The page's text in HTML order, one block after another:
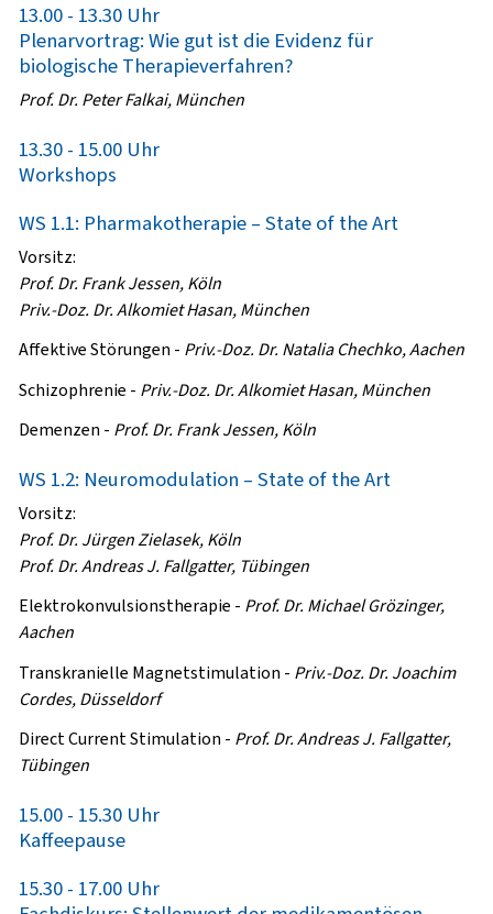
13.00 - 13.30 Uhr
Plenarvortrag: Wie gut ist die Evidenz für
biologische Therapieverfahren?
Prof. Dr. Peter Falkai, München
13.30 - 15.00 Uhr
Workshops
WS 1.1: Pharmakotherapie – State of the Art
Vorsitz:
Prof. Dr. Frank Jessen, Köln
Priv.-Doz. Dr. Alkomiet Hasan, München
Affektive Störungen - Priv.-Doz. Dr. Natalia Chechko, Aachen
Schizophrenie - Priv.-Doz. Dr. Alkomiet Hasan, München
Demenzen - Prof. Dr. Frank Jessen, Köln
WS 1.2: Neuromodulation – State of the Art
Vorsitz:
Prof. Dr. Jürgen Zielasek, Köln
Prof. Dr. Andreas J. Fallgatter, Tübingen
Elektrokonvulsionstherapie - Prof. Dr. Michael Grözinger,
Aachen
Transkranielle Magnetstimulation - Priv.-Doz. Dr. Joachim
Cordes, Düsseldorf
Direct Current Stimulation - Prof. Dr. Andreas J. Fallgatter,
Tübingen
15.00 - 15.30 Uhr
Kaffeepause
15.30 - 17.00 Uhr